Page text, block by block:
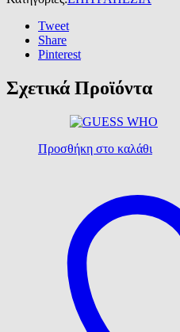
Tweet
Share
Pinterest
Σχετικά Προϊόντα
Προσθήκη στο καλάθι